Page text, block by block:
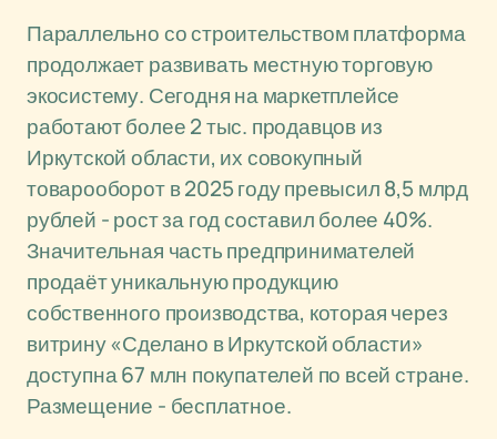
Параллельно со строительством платформа
продолжает развивать местную торговую
экосистему. Сегодня на маркетплейсе
работают более 2 тыс. продавцов из
Иркутской области, их совокупный
товарооборот в 2025 году превысил 8,5 млрд
рублей - рост за год составил более 40%.
Значительная часть предпринимателей
продаёт уникальную продукцию
собственного производства, которая через
витрину «Сделано в Иркутской области»
доступна 67 млн покупателей по всей стране.
Размещение - бесплатное.